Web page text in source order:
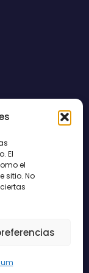
El
el
sitio. No